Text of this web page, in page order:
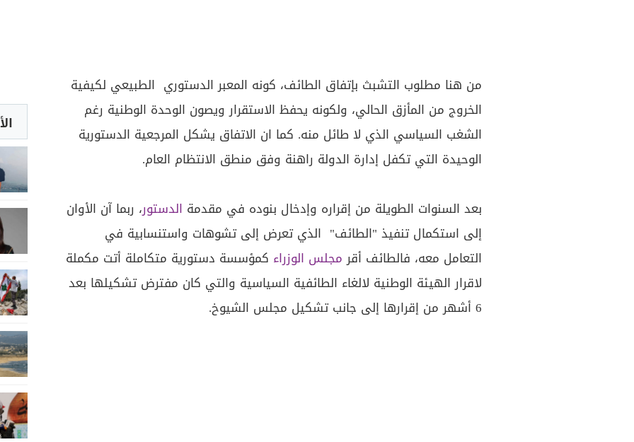
من هنا مطلوب التشبث بإتفاق الطائف، كونه المعبر الدستوري الطبيعي لكيفية
الخروج من المأزق الحالي، ولكونه يحفظ الاستقرار ويصون الوحدة الوطنية رغم
الشغب السياسي الذي لا طائل منه. كما ان الاتفاق يشكل المرجعية الدستورية
الوحيدة التي تكفل إدارة الدولة راهنة وفق منطق الانتظام العام.
بعد السنوات الطويلة من إقراره وإدخال بنوده في مقدمة الدستور، ربما آن الأوان
إلى استكمال تنفيذ "الطائف" الذي تعرض إلى تشوهات واستنسابية في
التعامل معه، فالطائف أقرمجلس الوزراء كمؤسسة دستورية متكاملة أتت مكملة
لاقرار الهيئة الوطنية لالغاء الطائفية السياسية والتي كان مفترض تشكيلها بعد
6 أشهر من إقرارها إلى جانب تشكيل مجلس الشيوخ.